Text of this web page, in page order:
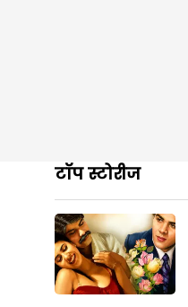
टॉप स्टोरीज